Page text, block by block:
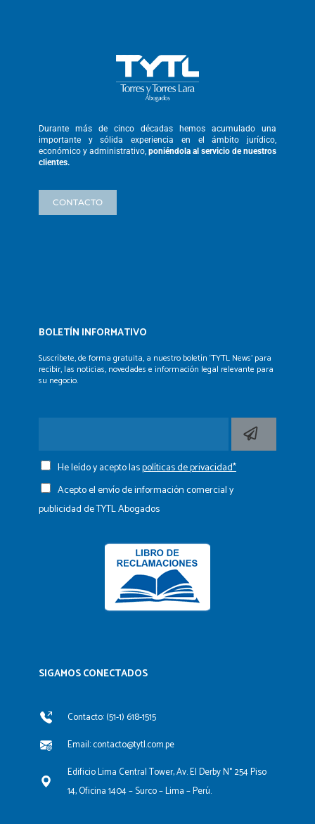
Durante más de cinco décadas hemos acumulado una
importante y sólidaexperiencia en el ámbito jurídico,
económico y administrativo, poniéndola al servicio de nuestros
clientes.
CONTACTO
BOLETÍN INFORMATIVO
Suscríbete, de forma gratuita, a nuestro boletín ‘TYTL News’ para
recibir, las noticias, novedades e información legal relevante para
su negocio.
He leído y acepto laspolíticas de privacidad*
Acepto el envío de información comercial y
publicidad de TYTL Abogados
SIGAMOS CONECTADOS​
Contacto: (51-1) 618-1515
Email: contacto@tytl.com.pe
Edificio Lima Central Tower, Av. El Derby N° 254 Piso
14, Oficina 1404 – Surco – Lima – Perú.